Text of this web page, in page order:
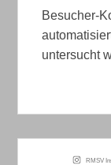
Besucher-
untersucht
RMSV